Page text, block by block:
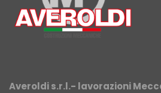
Averoldi s.r.l.- lavorazioni